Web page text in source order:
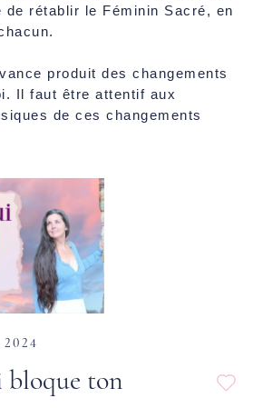
de rétablir le Féminin Sacré, en
produit des changements
Il faut être attentif aux
de ces changements
bloque ton